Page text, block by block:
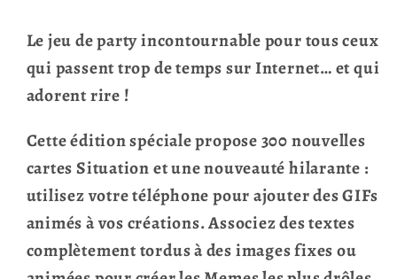
(Français)(Français)
Le jeu de party incontournable pour tous ceux
qui passent trop de temps sur Internet… et qui
adorent rire !
Cette édition spéciale propose300 nouvelles
cartes Situationet une nouveauté hilarante :
utilisez votre téléphone pour ajouter desGIFs
animésà vos créations. Associez des textes
complètement tordus à des images fixes ou